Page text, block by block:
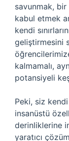
savunmak, bir
kabul etmek
kendi
geliştirmesini
kalmamalı,
potansiyeli
Peki, siz
insanüstü
derinliklerine
yaratıcı